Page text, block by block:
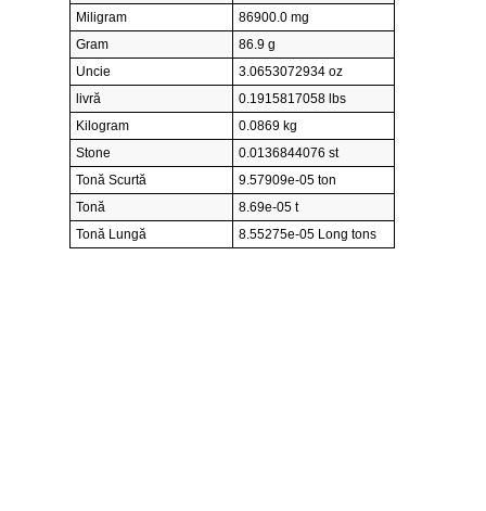
Miligram
86900.0 mg
Gram
86.9 g
Uncie
3.0653072934 oz
livră
0.1915817058 lbs
Kilogram
0.0869 kg
Stone
0.0136844076 st
Tonă Scurtă
9.57909e-05 ton
Tonă
8.69e-05 t
Tonă Lungă
8.55275e-05 Long tons